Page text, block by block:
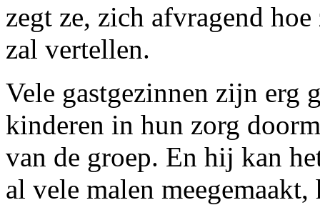
zegt ze, zich afvragend
zal vertellen.
Vele gastgezinnen zijn erg
kinderen in hun zorg
van de groep. En hij kan
al vele malen